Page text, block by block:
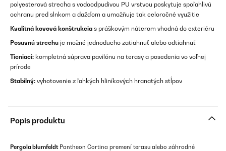
polyesterová strecha s vodoodpudivou PU vrstvou poskytuje spoľahlivú
ochranu pred slnkom a dažďom a umožňuje tak celoročné využitie
Kvalitná kovová konštrukcia s práškovým náterom vhodná do exteriéru
Posuvnú strechu je možné jednoducho zatiahnuť alebo odtiahnuť
Tieniaci: kompletná súprava pavilónu na terasy a posedenia vo voľnej
prírode
Stabilný: vyhotovenie z ľahkých hliníkových hranatých stĺpov
Popis produktu
Pergola blumfeldtPantheon Cortina premení terasu alebo záhradné